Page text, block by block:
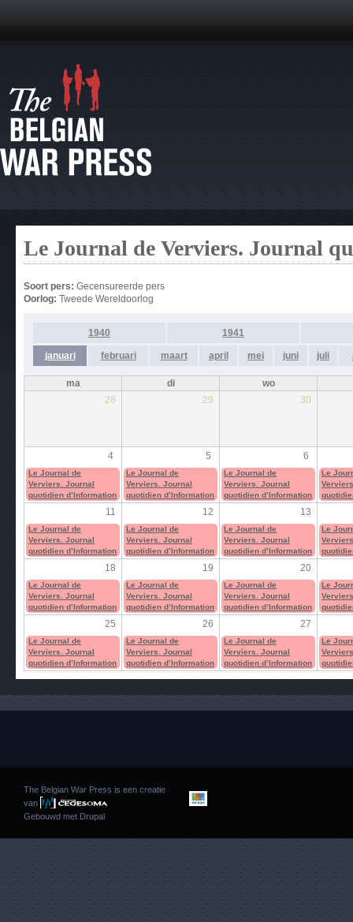
Le Journal de Verviers. Journal
Soort pers: Gecensureerde pers
Oorlog: Tweede Wereldoorlog
1940 1941
januari februari maart april mei juni juli
ma di
wo
28
29 30
4 5 6
Le Journal de
Verviers. Journal
quotidien d’Information
Le Journal de
Verviers. Journal
quotidien d’Information
Le Journal de
Verviers. Journal
quotidien d’Information
Le
11 12 13
Le Journal de
Verviers. Journal
quotidien d’Information
Le Journal de
Verviers. Journal
quotidien d’Information
Le Journal de
Verviers. Journal
quotidien d’Information
Le
18 19 20
Le Journal de
Verviers. Journal
quotidien d’Information
Le Journal de
Verviers. Journal
quotidien d’Information
Le Journal de
Verviers. Journal
quotidien d’Information
Le
25 26 27
Le Journal de
Verviers. Journal
quotidien d’Information
Le Journal de
Verviers. Journal
quotidien d’Information
Le Journal de
Verviers. Journal
quotidien d’Information
Le
The Belgian War Press is een creatie
van
Gebouwd met Drupal